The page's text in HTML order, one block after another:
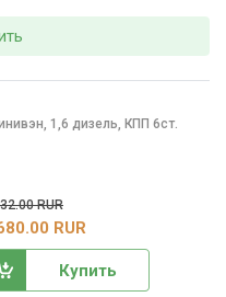
1,6 дизель, КПП 6ст.
RUR
RUR
Купить